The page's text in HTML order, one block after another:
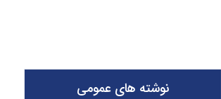
نوشته های عمومی